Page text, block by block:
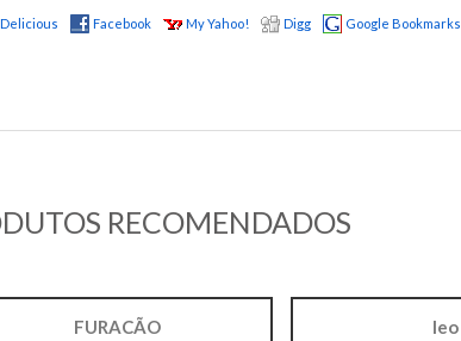
Delicious Facebook My Yahoo! Digg Google Bookmarks
RECOMENDADOS
FURACÃO leo